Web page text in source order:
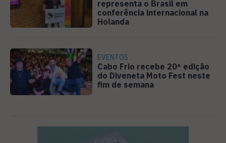
representa o Brasil em
conferência internacional na
Holanda
EVENTOS
Cabo Frio recebe 20ª edição
do Diveneta Moto Fest neste
fim de semana